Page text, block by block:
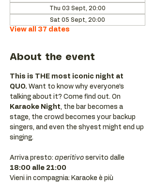
Thu 03 Sept, 20:00
Sat 05 Sept, 20:00
View all 37 dates
About the event
This is THE most iconic night at
QUO. Want to know why everyone’s
talking about it? Come find out. On
Karaoke Night, the bar becomes a
stage, the crowd becomes your backup
singers, and even the shyest might end up
singing.
Arriva presto: aperitivo servito dalle
18:00 alle 21:00
Vieni in compagnia: Karaoke è più